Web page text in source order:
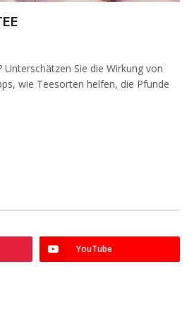
Sie die Wirkung von
wie Teesorten helfen, die Pfunde
YouTube